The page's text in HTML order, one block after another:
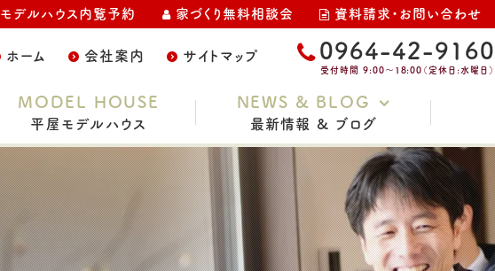
ホーム 会社案内 サイトマップ
モデルハウス内覧予約 家づくり無料相談会 資料請求・お問い合わせ
0964-42-9160
受付時間 9:00～18:00（定休日:水曜日）
MODEL HOUSE
平屋モデルハウス
NEWS & BLOG
最新情報 & ブログ
お知らせ
家づくりコラム
スタッフブログ